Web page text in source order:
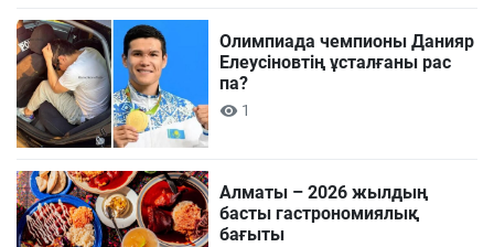
Олимпиада чемпионы Данияр
Елеусіновтің ұсталғаны рас
па?
1
Алматы – 2026 жылдың
басты гастрономиялық
бағыты